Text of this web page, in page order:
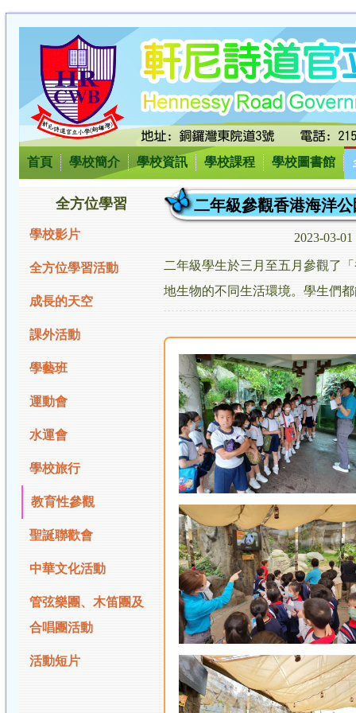
首頁 學校簡介 學校資訊 學校課程 學校圖書館
全方位學習
學校影片
全方位學習活動
成長的天空
課外活動
學藝班
運動會
水運會
學校旅行
教育性參觀
聖誕聯歡會
中華文化活動
管弦樂團、木笛團及
合唱團活動
活動短片
二年級參觀香港海洋公
2023-03-
二年級學生於三月至五月參觀了
地生物的不同生活環境。學生們